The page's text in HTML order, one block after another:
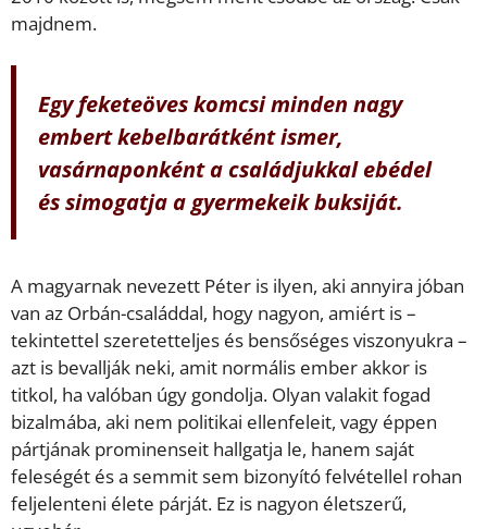
majdnem.
Egy feketeöves komcsi minden nagy
embert kebelbarátként ismer,
vasárnaponként a családjukkal ebédel
és simogatja a gyermekeik buksiját.
A magyarnak nevezett Péter is ilyen, aki annyira jóban
van az Orbán-családdal, hogy nagyon, amiért is –
tekintettel szeretetteljes és bensőséges viszonyukra –
azt is bevallják neki, amit normális ember akkor is
titkol, ha valóban úgy gondolja. Olyan valakit fogad
bizalmába, aki nem politikai ellenfeleit, vagy éppen
pártjának prominenseit hallgatja le, hanem saját
feleségét és a semmit sem bizonyító felvétellel rohan
feljelenteni élete párját. Ez is nagyon életszerű,